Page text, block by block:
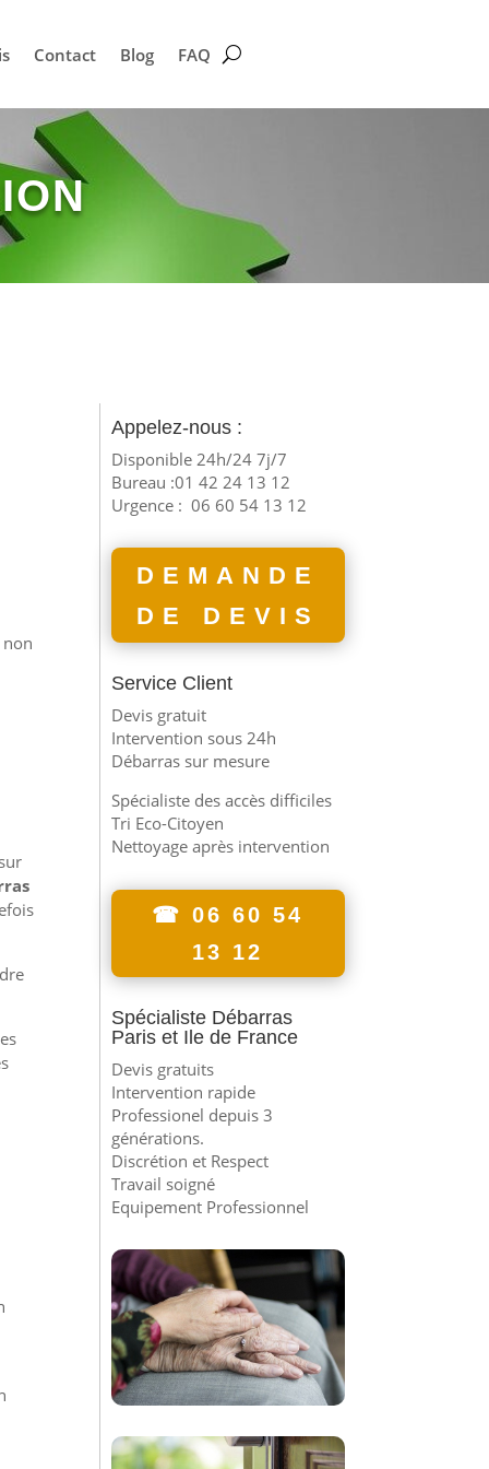
Contact Blog FAQ
Appelez-nous :
Disponible 24h/24 7j/7
Bureau :01 42 24 13 12
Urgence : 06 60 54 13 12
DEMANDE
DE DEVIS
Service Client
Devis gratuit
Intervention sous 24h
Débarras sur mesure
Spécialiste des accès difficiles
Tri Eco-Citoyen
Nettoyage après intervention
☎ 06 60 54
13 12
Spécialiste Débarras
Paris et Ile de France
Devis gratuits
Intervention rapide
Professionel depuis 3
générations.
Discrétion et Respect
Travail soigné
Equipement Professionnel